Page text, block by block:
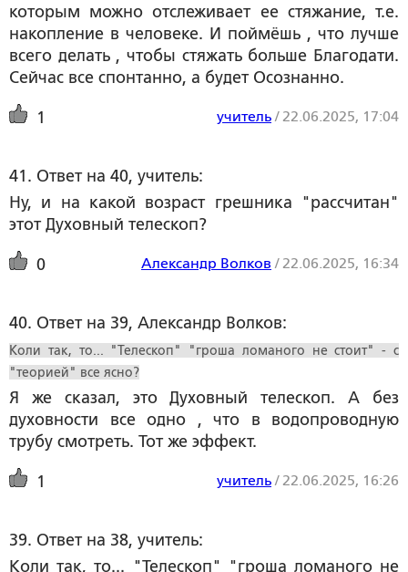
которым можно отслеживает ее стяжание, т.е.
накопление в человеке. И поймёшь , что лучше
всего делать , чтобы стяжать больше Благодати.
Сейчас все спонтанно, а будет Осознанно.
1 учитель/ 22.06.2025, 17:04
41. Ответ на 40, учитель:
Ну, и на какой возраст грешника "рассчитан"
этот Духовный телескоп?
0 Александр Волков / 22.06.2025, 16:34
40. Ответ на 39, Александр Волков:
Коли так, то... "Телескоп" "гроша ломаного не стоит" - с
"теорией" все ясно?
Я же сказал, это Духовный телескоп. А без
духовности все одно , что в водопроводную
трубу смотреть. Тот же эффект.
1 учитель/ 22.06.2025, 16:26
39. Ответ на 38, учитель:
Коли так, то... "Телескоп" "гроша ломаного не